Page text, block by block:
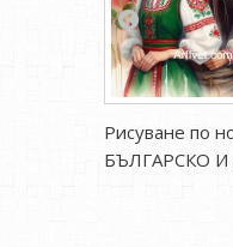
Рисуване по
БЪЛГАРСКО И